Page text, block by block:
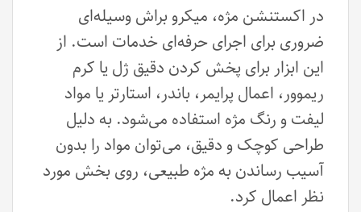
در اکستنشن مژه، میکرو براش وسیله‌ای
ضروری برای اجرای حرفه‌ای خدمات است. از
این ابزار برای پخش کردن دقیق ژل یا کرم
ریموور، اعمال پرایمر، باندر، استارتر یا مواد
لیفت و رنگ مژه استفاده می‌شود. به دلیل
طراحی کوچک و دقیق، می‌توان مواد را بدون
آسیب رساندن به مژه طبیعی، روی بخش مورد
نظر اعمال کرد.